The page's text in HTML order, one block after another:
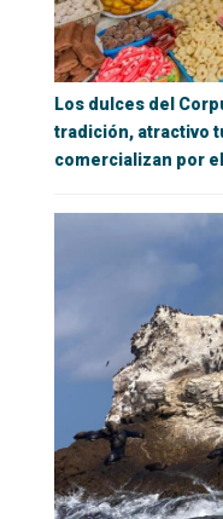
Los dulces del
tradición, atractivo
comercializan por